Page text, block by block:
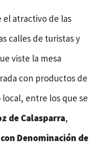
el atractivo de las
calles de turistas y
viste la mesa
con productos de
entre los que se
de Calasparra,
Denominación de